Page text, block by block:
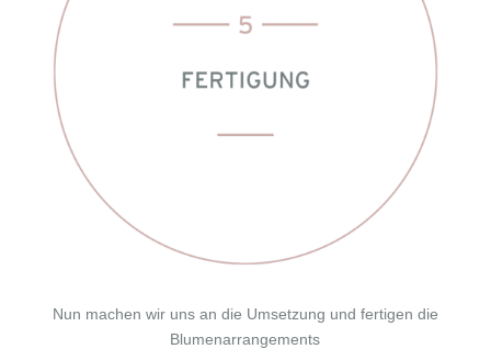
Nun machen wir uns an die Umsetzung und fertigen die
Blumenarrangements